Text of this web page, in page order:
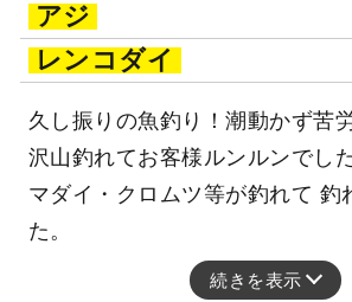
アジ
レンコダイ
久し振りの魚釣り！潮動かず苦
沢山釣れてお客様ルンルンでし
マダイ・クロムツ等が釣れて 釣
た。
続きを表示